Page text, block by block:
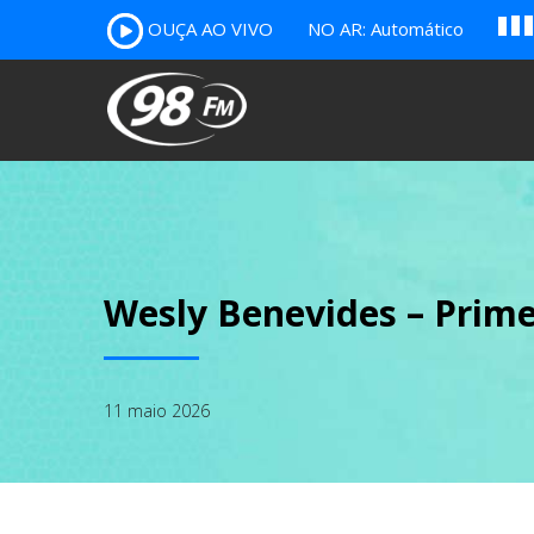
OUÇA AO VIVO NO AR: Automático B c
Wesly Benevides –
11 maio 2026